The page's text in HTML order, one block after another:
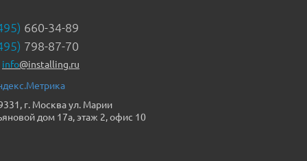
660-34-89
798-87-70
info@installing.ru
г. Москва ул. Марии
дом 17а, этаж 2, офис 10